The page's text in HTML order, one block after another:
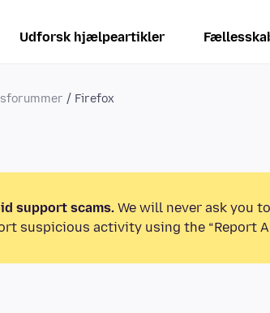
Udforsk hjælpeartikler
Firefox
support scams. We will never ask you
suspicious activity using the “Report